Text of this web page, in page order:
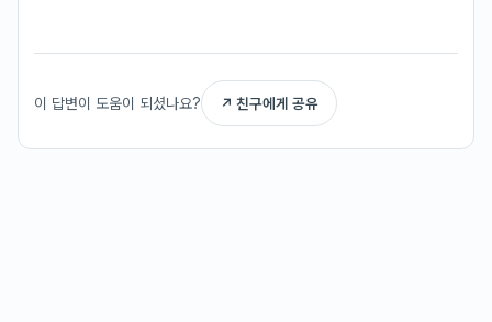
이 답변이 도움이 되셨나요? ↗ 친구에게 공유